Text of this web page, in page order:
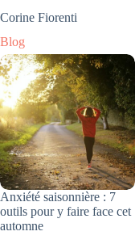
au
contenu
Corine Fiorenti
Blog
Anxiété saisonnière : 7
outils pour y faire face cet
automne